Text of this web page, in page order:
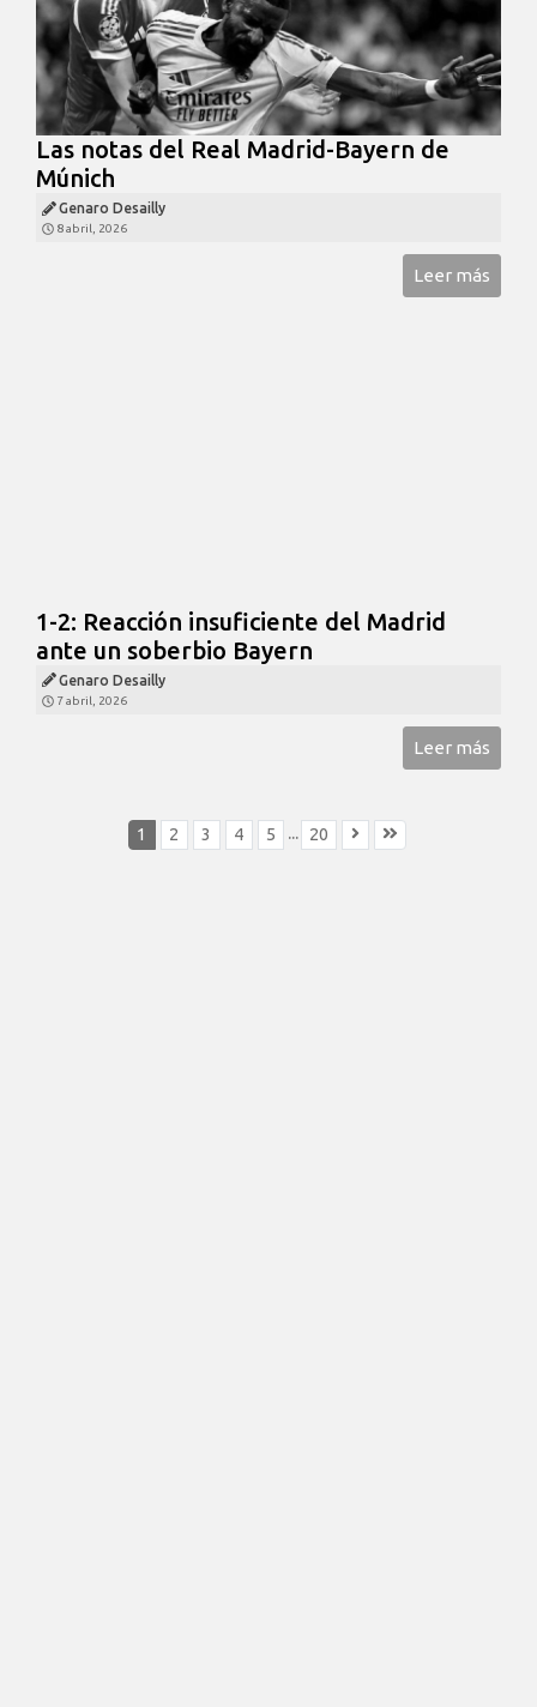
Las notas del Real Madrid-Bayern de
Múnich
Genaro Desailly
8 abril, 2026
Leer más
1-2: Reacción insuficiente del Madrid
ante un soberbio Bayern
Genaro Desailly
7 abril, 2026
Leer más
1 2 3 4 5 20